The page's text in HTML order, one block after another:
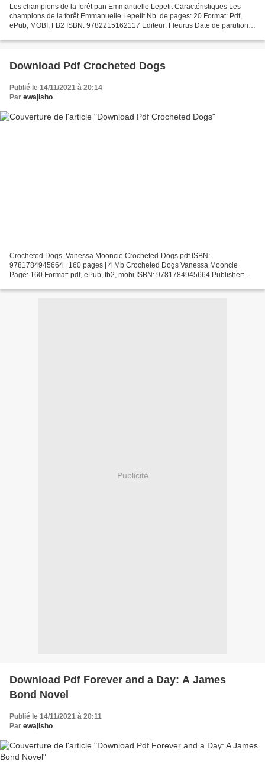
Les champions de la forêt pan Emmanuelle Lepetit Caractéristiques Les
champions de la forêt Emmanuelle Lepetit Nb. de pages: 20 Format: Pdf,
ePub, MOBI, FB2 ISBN: 9782215162117 Editeur: Fleurus Date de parution:
Download Pdf Crocheted Dogs
Publié le 14/11/2021 à 20:14
Par ewajisho
Crocheted Dogs. Vanessa Mooncie Crocheted-Dogs.pdf ISBN:
9781784945664 | 160 pages | 4 Mb Crocheted Dogs Vanessa Mooncie
Page: 160 Format: pdf, ePub, fb2, mobi ISBN: 9781784945664 Publisher:
Publicité
Download Pdf Forever and a Day: A James
Bond Novel
Publié le 14/11/2021 à 20:11
Par ewajisho